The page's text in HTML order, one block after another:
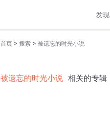
发现
首页 > 搜索 > 被遗忘的时光小说
被遗忘的时光小说 相关的专辑